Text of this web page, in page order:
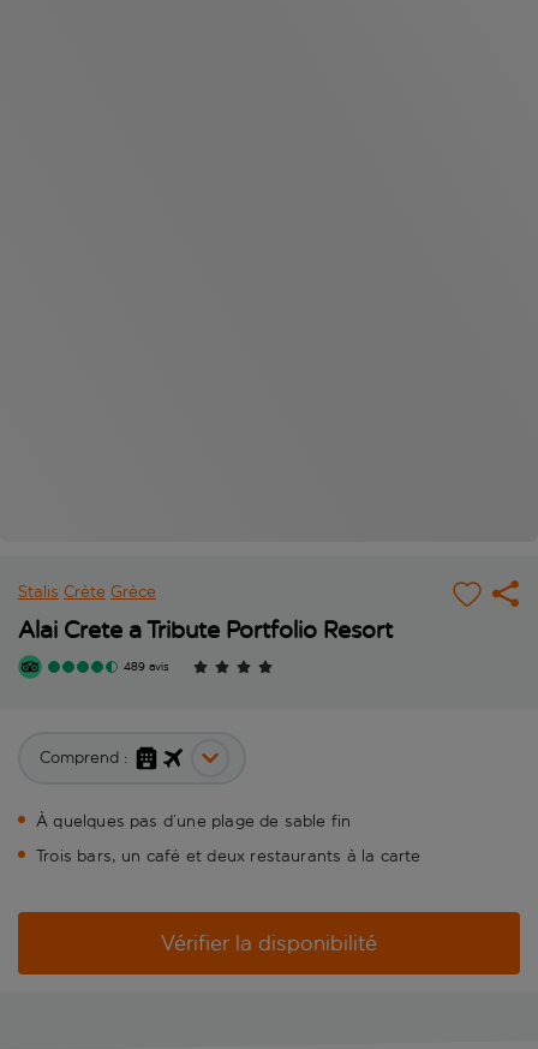
Stalis Crète Grèce
Alai Crete a Tribute Portfolio Resort
489 avis
Comprend :
À quelques pas d’une plage de sable fin
Trois bars, un café et deux restaurants à la carte
Vérifier la disponibilité